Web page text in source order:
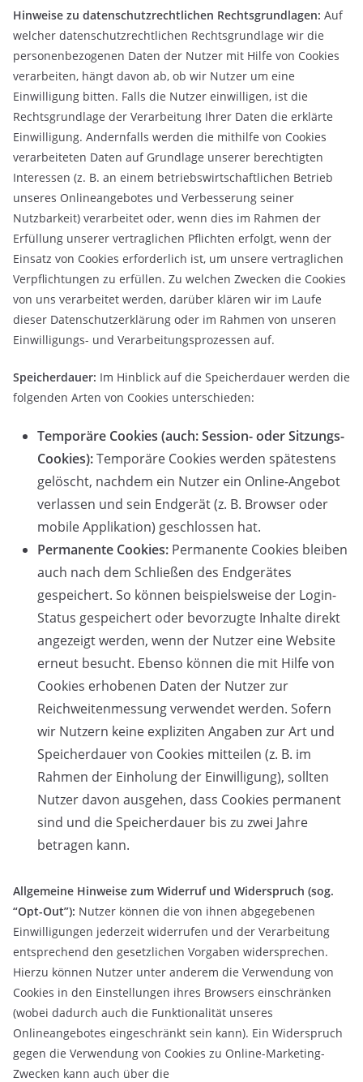
Hinweise zu datenschutzrechtlichen Rechtsgrundlagen: Auf
welcher datenschutzrechtlichen Rechtsgrundlage wir die
personenbezogenen Daten der Nutzer mit Hilfe von Cookies
verarbeiten, hängt davon ab, ob wir Nutzer um eine
Einwilligung bitten. Falls die Nutzer einwilligen, ist die
Rechtsgrundlage der Verarbeitung Ihrer Daten die erklärte
Einwilligung. Andernfalls werden die mithilfe von Cookies
verarbeiteten Daten auf Grundlage unserer berechtigten
Interessen (z. B. an einem betriebswirtschaftlichen Betrieb
unseres Onlineangebotes und Verbesserung seiner
Nutzbarkeit) verarbeitet oder, wenn dies im Rahmen der
Erfüllung unserer vertraglichen Pflichten erfolgt, wenn der
Einsatz von Cookies erforderlich ist, um unsere vertraglichen
Verpflichtungen zu erfüllen. Zu welchen Zwecken die Cookies
von uns verarbeitet werden, darüber klären wir im Laufe
dieser Datenschutzerklärung oder im Rahmen von unseren
Einwilligungs- und Verarbeitungsprozessen auf.
Speicherdauer: Im Hinblick auf die Speicherdauer werden die
folgenden Arten von Cookies unterschieden:
Temporäre Cookies (auch: Session- oder Sitzungs-
Cookies):Temporäre Cookies werden spätestens
gelöscht, nachdem ein Nutzer ein Online-Angebot
verlassen und sein Endgerät (z. B. Browser oder
mobile Applikation) geschlossen hat.
Permanente Cookies: Permanente Cookies bleiben
auch nach dem Schließen des Endgerätes
gespeichert. So können beispielsweise der Login-
Status gespeichert oder bevorzugte Inhalte direkt
angezeigt werden, wenn der Nutzer eine Website
erneut besucht. Ebenso können die mit Hilfe von
Cookies erhobenen Daten der Nutzer zur
Reichweitenmessung verwendet werden. Sofern
wir Nutzern keine expliziten Angaben zur Art und
Speicherdauer von Cookies mitteilen (z. B. im
Rahmen der Einholung der Einwilligung), sollten
Nutzer davon ausgehen, dass Cookies permanent
sind und die Speicherdauer bis zu zwei Jahre
betragen kann.
Allgemeine Hinweise zum Widerruf und Widerspruch (sog.
“Opt-Out”): Nutzer können die von ihnen abgegebenen
Einwilligungen jederzeit widerrufen und der Verarbeitung
entsprechend den gesetzlichen Vorgaben widersprechen.
Hierzu können Nutzer unter anderem die Verwendung von
Cookies in den Einstellungen ihres Browsers einschränken
(wobei dadurch auch die Funktionalität unseres
Onlineangebotes eingeschränkt sein kann). Ein Widerspruch
gegen die Verwendung von Cookies zu Online-Marketing-
Zwecken kann auch über die